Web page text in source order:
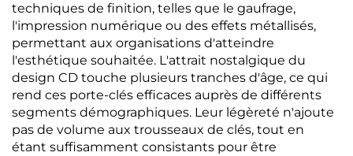
techniques de finition, telles que le gaufrage,
l'impression numérique ou des effets métallisés,
permettant aux organisations d'atteindre
l'esthétique souhaitée. L'attrait nostalgique du
design CD touche plusieurs tranches d'âge, ce qui
rend ces porte-clés efficaces auprès de différents
segments démographiques. Leur légèreté n'ajoute
pas de volume aux trousseaux de clés, tout en
étant suffisamment consistants pour être